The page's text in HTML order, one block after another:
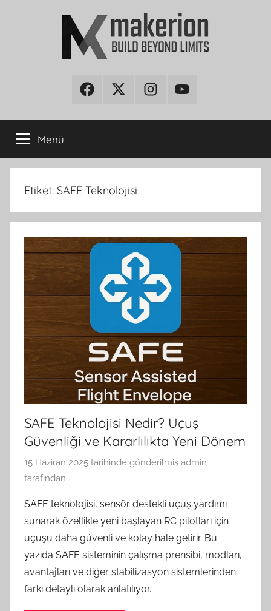
makerionFacebookTwitter InstagramYoutube
Menü
Etiket: SAFE Teknolojisi
SAFE Teknolojisi Nedir? Uçuş
Güvenliği ve Kararlılıkta Yeni Dönem
15 Haziran 2025 tarihinde gönderilmiş admin
tarafından
SAFE teknolojisi, sensör destekli uçuş yardımı
sunarak özellikle yeni başlayan RC pilotları için
uçuşu daha güvenli ve kolay hale getirir. Bu
yazıda SAFE sisteminin çalışma prensibi, modları,
avantajları ve diğer stabilizasyon sistemlerinden
farkı detaylı olarak anlatılıyor.